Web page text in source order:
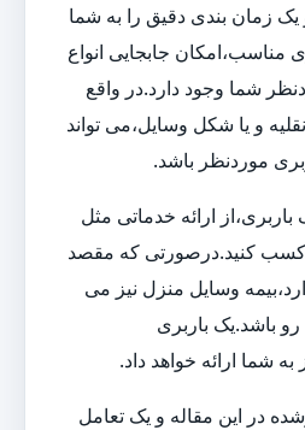
زمان بندی دقیق را به شما
مناسب،امکان جابجایی انواع
شما وجود دارد.در واقع
و یا شکل وسایل،می تواند
موردنظر باشد.
ارائه خدماتی مثل
کسب کنید.درصورتی که مقصد
وسایل منزل نیز می
باشد.یک باربری
به شما ارائه خواهد داد.
در این مقاله و یک تعامل